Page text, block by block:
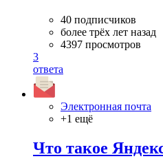
40 подписчиков
более трёх лет назад
4397 просмотров
3
ответа
Электронная почта
+1 ещё
Что такое